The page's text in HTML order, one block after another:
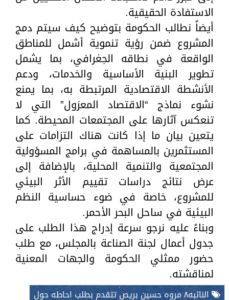
الاستفادة الحقيقية.
أيضاً نطالب الحكومة بتوضيح كيف سيتم دمج
المشروع ضمن رؤية تنموية أشمل للمناطق
الواقعة في نطاقه الجغرافي، بما يشمل
تطوير البنية الأساسية والخدمات، ودعم
الأنشطة الاقتصادية المرتبطة به، بما يمنع
نشوء نماذج “الاقتصاد المعزول” التي لا
تنعكس آثارها على المجتمعات المحيطة. كما
يتعين بيان ما إذا كانت هناك التزامات على
المستثمرين بالمساهمة في برامج المسؤولية
المجتمعية والتنمية المحلية، بالإضافة إلى
عرض نتائج دراسات تقييم الأثر البيئي
للمشروع، خاصة في ضوء حساسية النظم
البيئية في ساحل البحر الأحمر.
وبناءً عليه نرجو سرعة إدراج هذا الطلب على
جدول أعمال لجنة الصناعة بالمجلس، مع طلب
حضور ممثلي الحكومة والجهات المعنية
لمناقشته.
النائبه٨ مروه حسين بريص تتقدم بطلب احاطه حول